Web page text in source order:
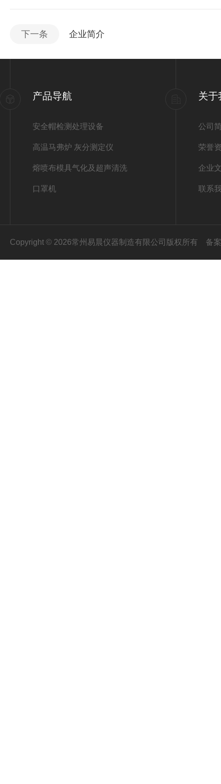
下一条 企业简介
产品导航
安全帽检测处理设备
高温马弗炉 灰分测定仪
熔喷布模具气化及超声清洗
口罩机
关于
公司
荣誉
企业
联系
Copyright © 2026常州易晨仪器制造有限公司版权所有 备